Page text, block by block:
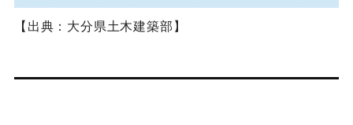
【出典：大分県土木建築部】